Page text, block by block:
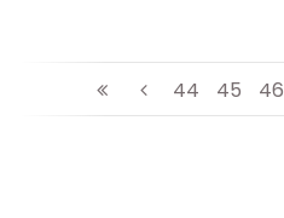
44 45 46